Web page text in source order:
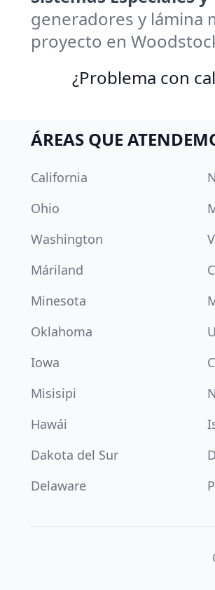
generadores y lámina
proyecto en
¿Problema con
ÁREAS QUE
California
Ohio
Washington
Máriland
Minesota
Oklahoma
Iowa
Misisipi
Hawái
Dakota del Sur
Delaware